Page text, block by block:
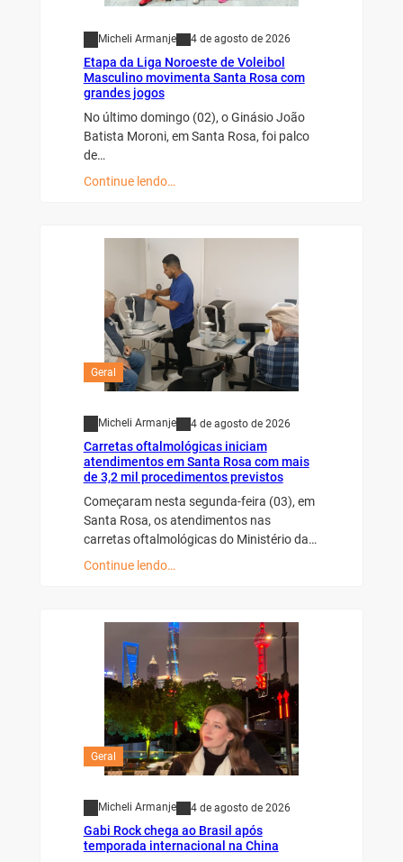
Micheli Armanje 4 de agosto de 2026
Etapa da Liga Noroeste de Voleibol
Masculino movimenta Santa Rosa com
grandes jogos
No último domingo (02), o Ginásio João
Batista Moroni, em Santa Rosa, foi palco
de…
Continue lendo…
Geral
Micheli Armanje 4 de agosto de 2026
Carretas oftalmológicas iniciam
atendimentos em Santa Rosa com mais
de 3,2 mil procedimentos previstos
Começaram nesta segunda-feira (03), em
Santa Rosa, os atendimentos nas
carretas oftalmológicas do Ministério da…
Continue lendo…
Geral
Micheli Armanje 4 de agosto de 2026
Gabi Rock chega ao Brasil após
temporada internacional na China